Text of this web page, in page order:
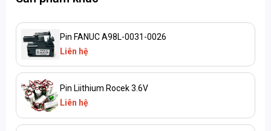
Pin FANUC A98L-0031-0026
Liên hệ
Pin Liithium Rocek 3.6V
Liên hệ